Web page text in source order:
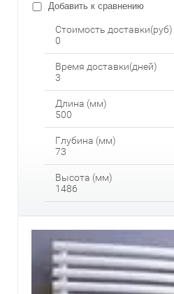
Добавить к сравнению
Стоимость доставки(руб)
0
Время доставки(дней)
3
Длина (мм)
500
Глубина (мм)
73
Высота (мм)
1486